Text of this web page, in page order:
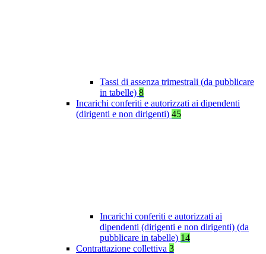
Tassi di assenza trimestrali (da pubblicare
in tabelle) 8
Incarichi conferiti e autorizzati ai dipendenti
(dirigenti e non dirigenti) 45
Incarichi conferiti e autorizzati ai
dipendenti (dirigenti e non dirigenti) (da
pubblicare in tabelle) 14
Contrattazione collettiva 3